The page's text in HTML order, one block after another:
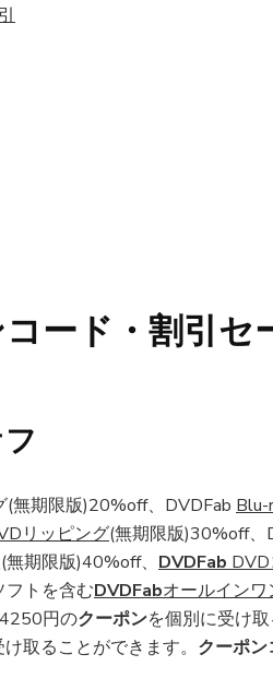
コード・ 割引 セ
(無期限版)20%off、DVDFab Blu-
リッピング(無期限版)30%off、
期限版)40%off、 DVDFab
トを含むDVDFabオールインワ
円のクーポンを個別に受け
け取ることができます。 クーポン